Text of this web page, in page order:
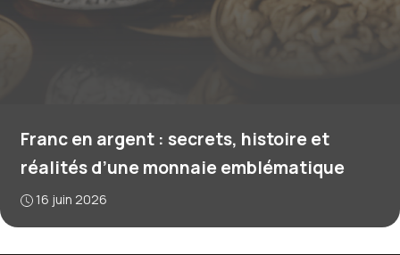
Franc en argent : secrets, histoire et
réalités d’une monnaie emblématique
16 juin 2026